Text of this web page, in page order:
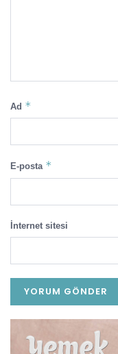
Ad *
E-posta *
İnternet sitesi